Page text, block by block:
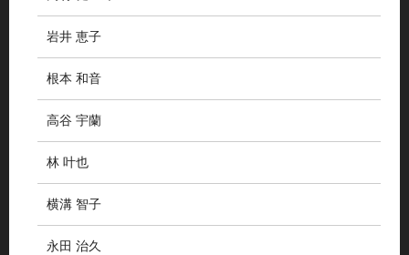
岩井 恵子
根本 和音
高谷 宇蘭
林 叶也
横溝 智子
永田 治久